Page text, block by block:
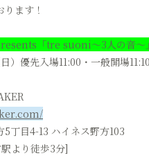
ます！
「tre suoni〜3人の音〜
）優先入場11:00・一般開場
5丁目4-13 ハイネス野方103
より徒歩3分]